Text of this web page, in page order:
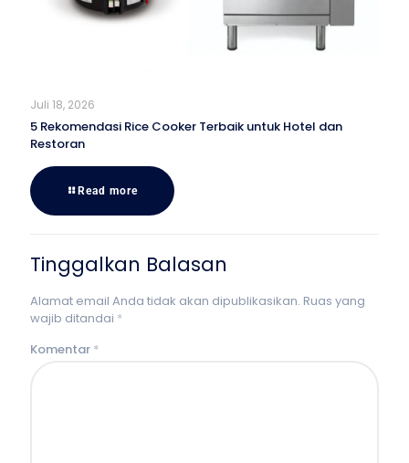
Juli 18, 2026
5 Rekomendasi Rice Cooker Terbaik untuk Hotel dan
Restoran
Read more
Tinggalkan Balasan
Alamat email Anda tidak akan dipublikasikan. Ruas yang
wajib ditandai *
Komentar *